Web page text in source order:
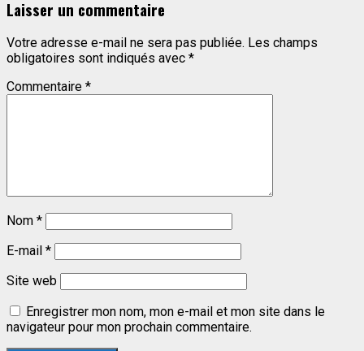
Laisser un commentaire
Votre adresse e-mail ne sera pas publiée. Les champs
obligatoires sont indiqués avec *
Commentaire *
Nom *
E-mail *
Site web
Enregistrer mon nom, mon e-mail et mon site dans le
navigateur pour mon prochain commentaire.